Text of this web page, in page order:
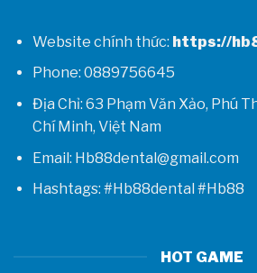
Website chính thức: https://
Phone: 0889756645
Địa Chỉ: 63 Phạm Văn Xảo, Phú
Chí Minh, Việt Nam
Email: Hb88dental@gmail.com
Hashtags: #Hb88dental #Hb88
HOT GAME